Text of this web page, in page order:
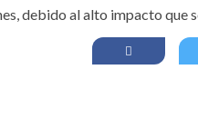
debido al alto impacto que